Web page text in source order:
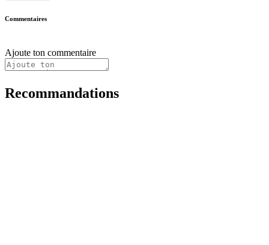
Commentaires
Ajoute ton commentaire
Recommandations